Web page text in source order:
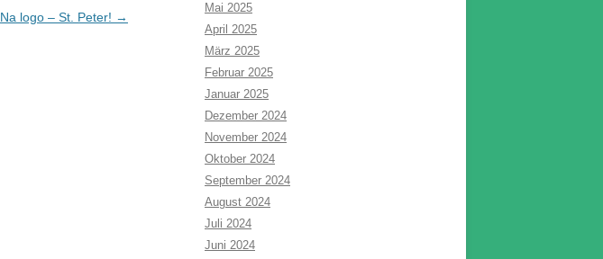
Na logo – St. Peter! →
Mai 2025
April 2025
März 2025
Februar 2025
Januar 2025
Dezember 2024
November 2024
Oktober 2024
September 2024
August 2024
Juli 2024
Juni 2024